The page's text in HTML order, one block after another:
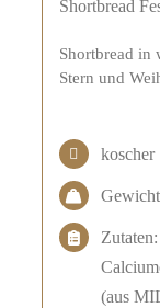
Shortbread
Shortbread in
Stern und
koscher
(aus